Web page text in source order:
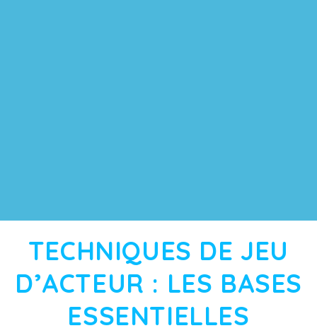
TECHNIQUES DE JEU
D’ACTEUR : LES BASES
ESSENTIELLES